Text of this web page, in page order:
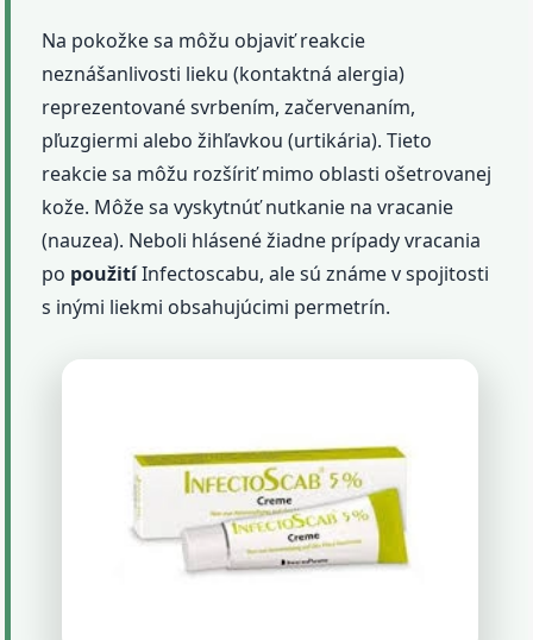
Na pokožke sa môžu objaviť reakcie
neznášanlivosti lieku (kontaktná alergia)
reprezentované svrbením, začervenaním,
pľuzgiermi alebo žihľavkou (urtikária). Tieto
reakcie sa môžu rozšíriť mimo oblasti ošetrovanej
kože. Môže sa vyskytnúť nutkanie na vracanie
(nauzea). Neboli hlásené žiadne prípady vracania
po použitíInfectoscabu, ale sú známe v spojitosti
s inými liekmi obsahujúcimi permetrín.